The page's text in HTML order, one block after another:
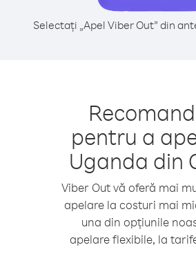
Selectați „Apel Viber Out” din
pentru a
Uganda din
Viber Out vă oferă mai
apelare la costuri mai
una din opțiunile
apelare flexibile, la